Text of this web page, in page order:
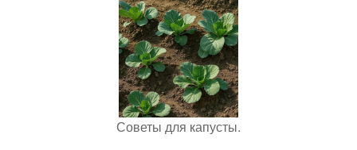
Советы для капусты.